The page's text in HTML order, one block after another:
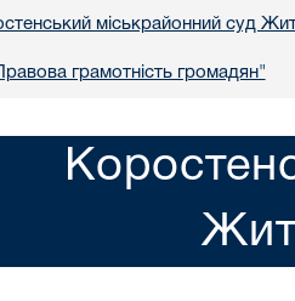
міськрайонний суд
грамотність громадян"